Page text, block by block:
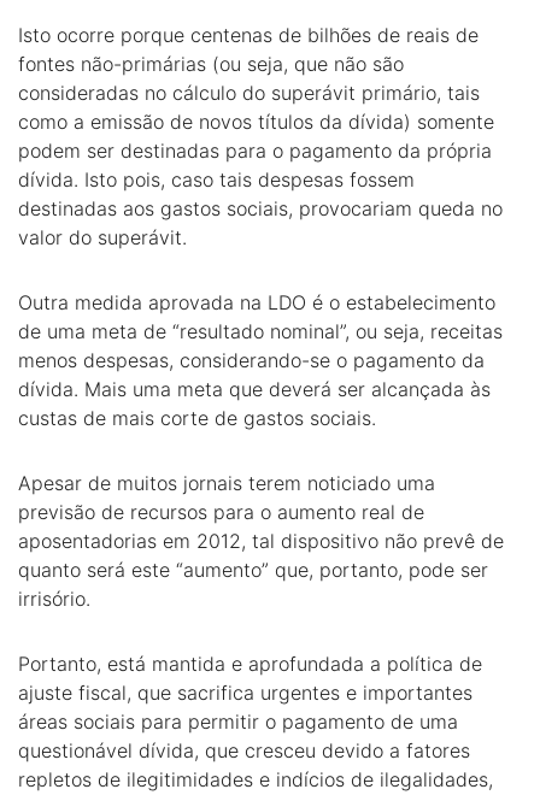
Isto ocorre porque centenas de bilhões de reais de
fontes não-primárias (ou seja, que não são
consideradas no cálculo do superávit primário, tais
como a emissão de novos títulos da dívida) somente
podem ser destinadas para o pagamento da própria
dívida. Isto pois, caso tais despesas fossem
destinadas aos gastos sociais, provocariam queda no
valor do superávit.
Outra medida aprovada na LDO é o estabelecimento
de uma meta de “resultado nominal”, ou seja, receitas
menos despesas, considerando-se o pagamento da
dívida. Mais uma meta que deverá ser alcançada às
custas de mais corte de gastos sociais.
Apesar de muitos jornais terem noticiado uma
previsão de recursos para o aumento real de
aposentadorias em 2012, tal dispositivo não prevê de
quanto será este “aumento” que, portanto, pode ser
irrisório.
Portanto, está mantida e aprofundada a política de
ajuste fiscal, que sacrifica urgentes e importantes
áreas sociais para permitir o pagamento de uma
questionável dívida, que cresceu devido a fatores
repletos de ilegitimidades e indícios de ilegalidades,